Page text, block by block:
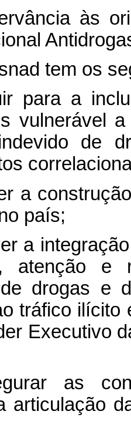
às
tem os
para a
vulnerável
de
a
país;
a
atenção e
drogas e
tráfico
Executivo
as
articulação